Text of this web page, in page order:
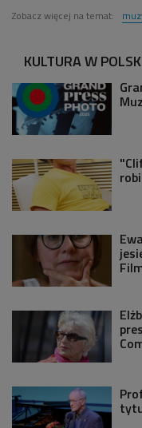
Zobacz więcej na temat:
KULTURA W